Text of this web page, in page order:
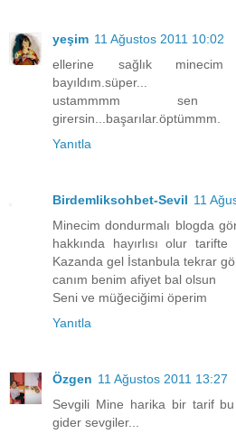
yeşim 11 Ağustos 2011 10:02
ellerine sağlık minecim
bayıldım.süper...
ustammmm sen
girersin...başarılar.öptümmm.
Yanıtla
Birdemliksohbet-Sevil 11
Minecim dondurmalı blogda
hakkında hayırlısı olur
Kazanda gel İstanbula tekrar
canım benim afiyet bal olsun
Seni ve müğeciğimi öperim
Yanıtla
Özgen 11 Ağustos 2011 13:27
Sevgili Mine harika bir tarif
gider sevgiler...